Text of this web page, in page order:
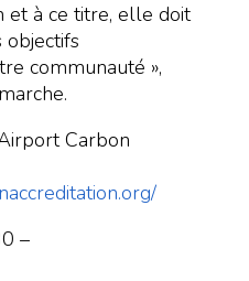
et à ce titre, elle doit
objectifs
communauté »,
Carbon
–